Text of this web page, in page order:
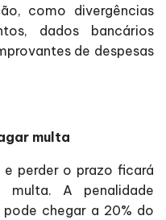
como divergências
dados bancários
de despesas
multa
perder o prazo ficará
A penalidade
pode chegar a 20% do